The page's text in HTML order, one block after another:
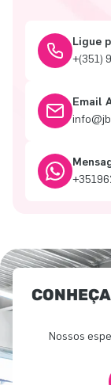
Ligue
+(351)
Email
Nossos